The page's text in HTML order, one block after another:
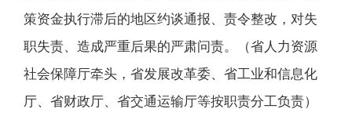
策资金执行滞后的地区约谈通报、责令整改，对失
职失责、造成严重后果的严肃问责。（省人力资源
社会保障厅牵头，省发展改革委、省工业和信息化
厅、省财政厅、省交通运输厅等按职责分工负责）